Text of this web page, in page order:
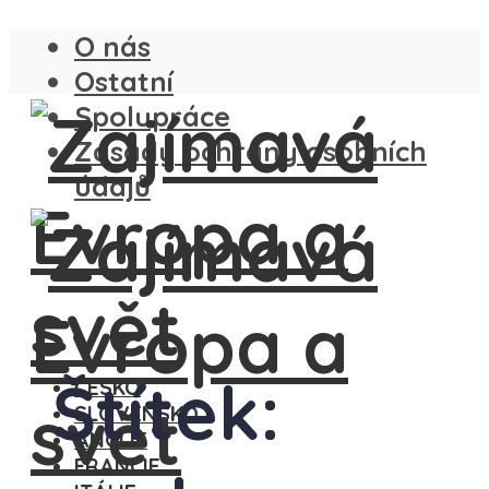
O nás
Ostatní
Spolupráce
Zásady ochrany osobních
údajů
ČESKO
SLOVENSKO
ANGLIE
FRANCIE
Štítek: